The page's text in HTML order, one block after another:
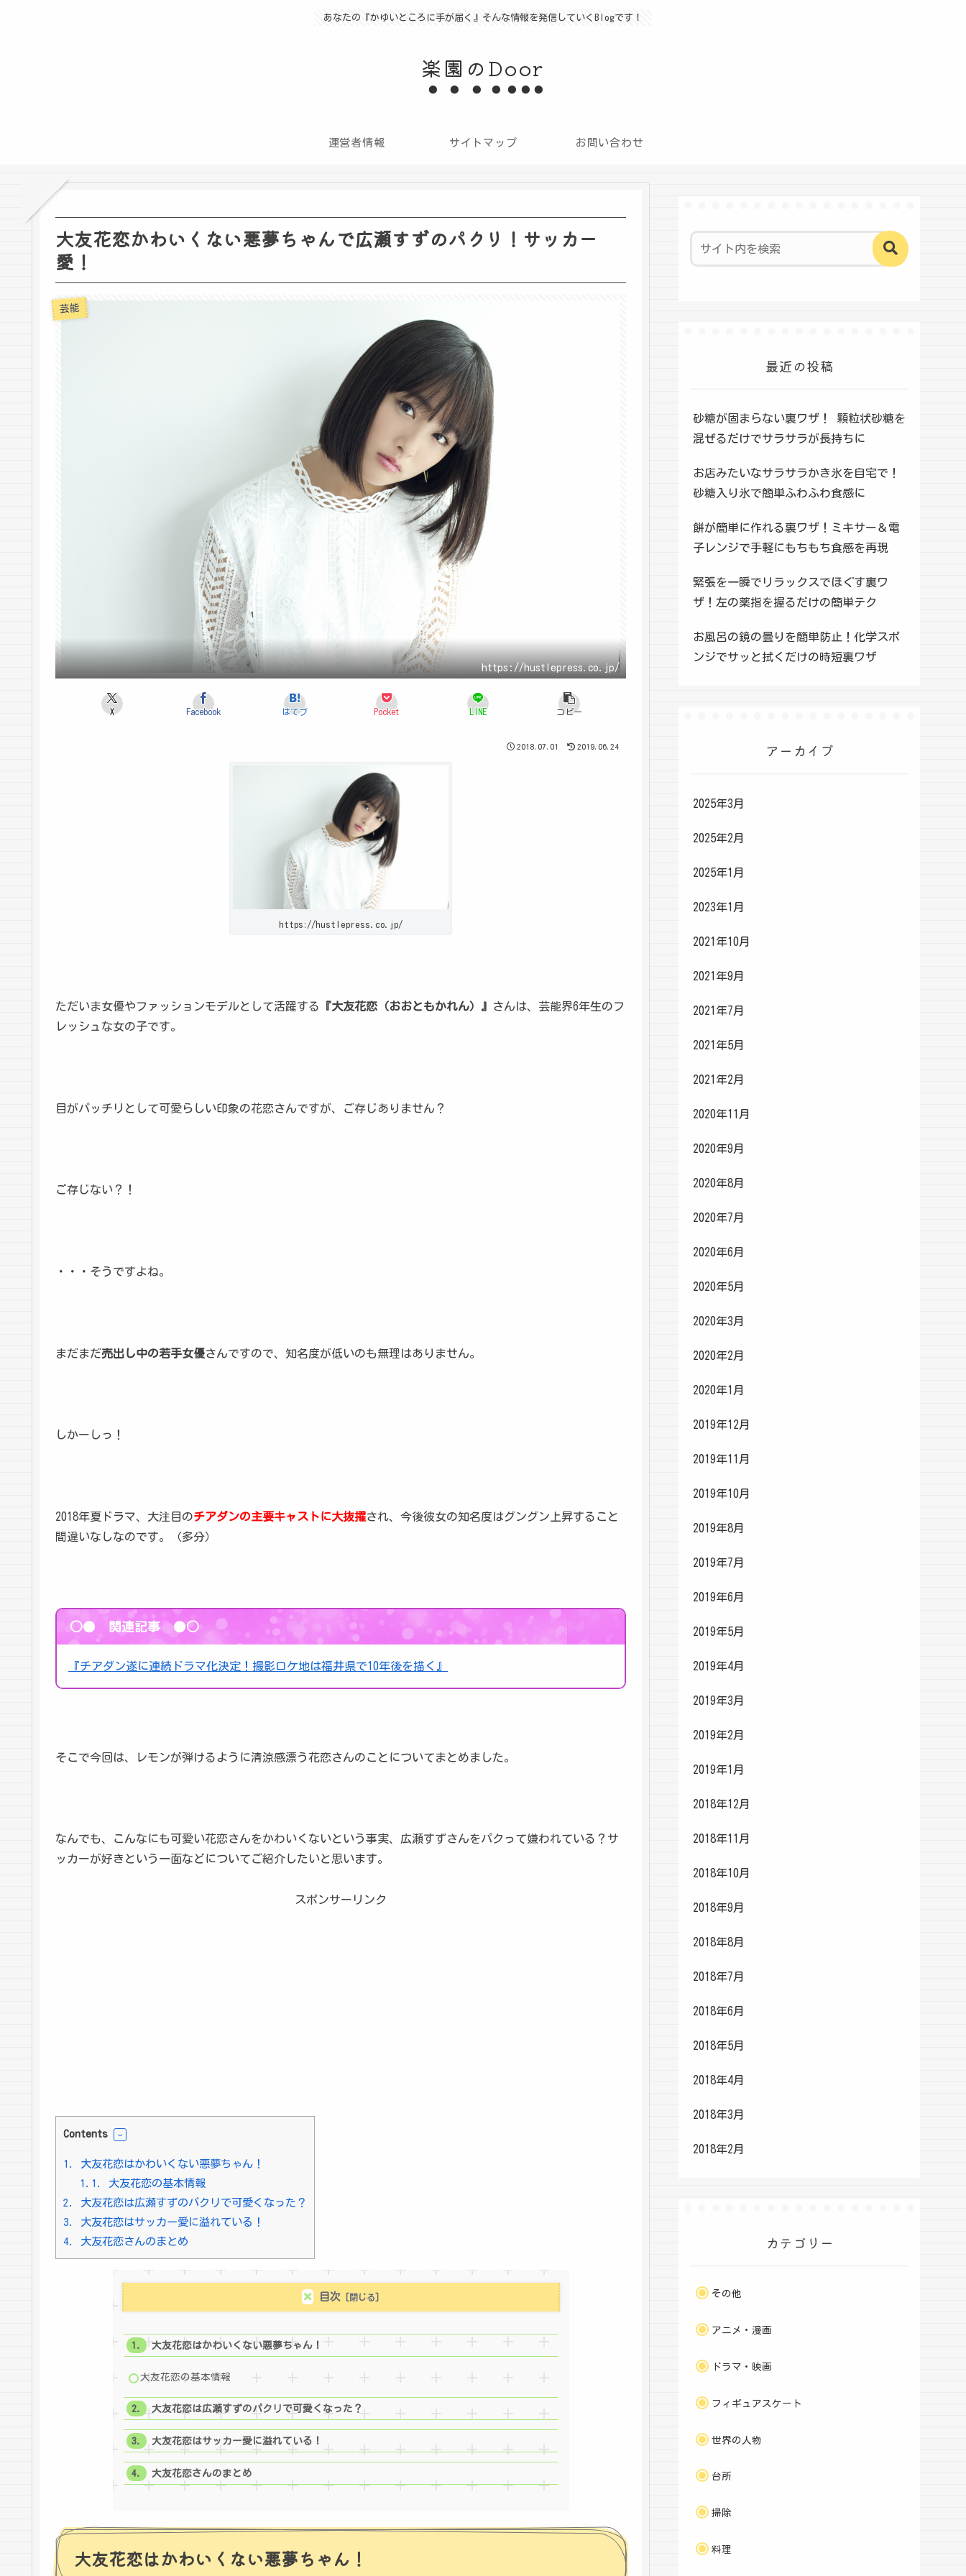
あなたの『かゆいところに手が届く』そんな情報を発信していくBlogです！
楽園のDoor
運営者情報 サイトマップ お問い合わせ
大友花恋かわいくない悪夢ちゃんで広瀬すずのパクリ！サッカー
愛！
芸能
https://hustlepress.co.jp/
X Facebook はてブ Pocket LINE コピー
2018.07.01 2019.06.24
https://hustlepress.co.jp/
ただいま女優やファッションモデルとして活躍する 『大友花恋（おおともかれん）』
さんは、芸能界6年生のフ
レッシュな女の子です。
目がパッチリとして可愛らしい印象の花恋さんですが、ご存じありません？
ご存じない？！
・・・そうですよね。
まだまだ売出し中の若手女優さんですので、知名度が低いのも無理はありません。
しかーしっ！
2018年夏ドラマ、大注目のチアダンの主要キャストに大抜擢され、今後彼女の知名度はグングン上昇すること
間違いなしなのです。（多分）
○● 関連記事 ●○
『チアダン遂に連続ドラマ化決定！撮影ロケ地は福井県で10年後を描く』
そこで今回は、レモンが弾けるように清涼感漂う花恋さんのことについてまとめました。
なんでも、こんなにも可愛い花恋さんをかわいくないという事実、広瀬すずさんをパクって嫌われている？サ
ッカーが好きという一面などについてご紹介したいと思います。
スポンサーリンク
Contents
1.
大友花恋はかわいくない悪夢ちゃん！
1.1.
大友花恋の基本情報
2.
大友花恋は広瀬すずのパクリで可愛くなった？
3.
大友花恋はサッカー愛に溢れている！
4.
大友花恋さんのまとめ
目次
大友花恋はかわいくない悪夢ちゃん！
大友花恋の基本情報
大友花恋は広瀬すずのパクリで可愛くなった？
大友花恋はサッカー愛に溢れている！
大友花恋さんのまとめ
大友花恋はかわいくない悪夢ちゃん！
最近の投稿
砂糖が固まらない裏ワザ！ 顆粒状砂糖を
混ぜるだけでサラサラが長持ちに
お店みたいなサラサラかき氷を自宅で！
砂糖入り氷で簡単ふわふわ食感に
餅が簡単に作れる裏ワザ！ミキサー＆電
子レンジで手軽にもちもち食感を再現
緊張を一瞬でリラックスでほぐす裏ワ
ザ！左の薬指を握るだけの簡単テク
お風呂の鏡の曇りを簡単防止！化学スポ
ンジでサッと拭くだけの時短裏ワザ
アーカイブ
2025年3月
2025年2月
2025年1月
2023年1月
2021年10月
2021年9月
2021年7月
2021年5月
2021年2月
2020年11月
2020年9月
2020年8月
2020年7月
2020年6月
2020年5月
2020年3月
2020年2月
2020年1月
2019年12月
2019年11月
2019年10月
2019年8月
2019年7月
2019年6月
2019年5月
2019年4月
2019年3月
2019年2月
2019年1月
2018年12月
2018年11月
2018年10月
2018年9月
2018年8月
2018年7月
2018年6月
2018年5月
2018年4月
2018年3月
2018年2月
カテゴリー
その他
アニメ・漫画
ドラマ・映画
フィギュアスケート
世界の人物
台所
掃除
料理